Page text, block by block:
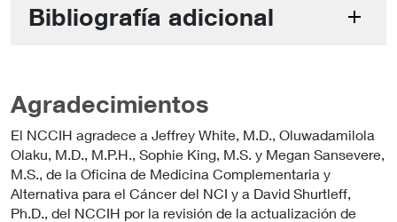
i
x
L
i
n
k
Bibliografía adicional
Agradecimientos
El NCCIH agradece a Jeffrey White, M.D., Oluwadamilola
Olaku, M.D., M.P.H., Sophie King, M.S. y Megan Sansevere,
M.S., de la Oficina de Medicina Complementaria y
Alternativa para el Cáncer del NCI y a David Shurtleff,
Ph.D., del NCCIH por la revisión de la actualización de